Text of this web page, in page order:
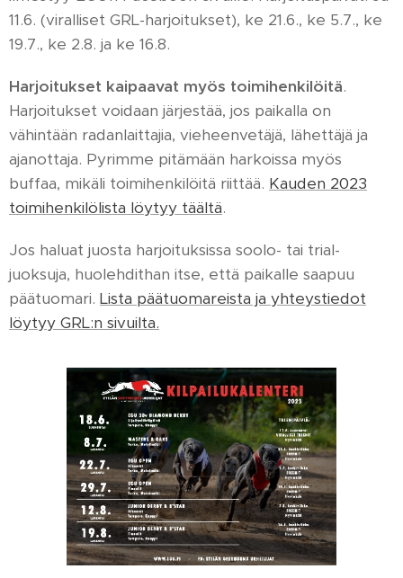
11.6. (viralliset GRL-harjoitukset), ke 21.6., ke 5.7., ke
19.7., ke 2.8. ja ke 16.8.
Harjoitukset kaipaavat myös toimihenkilöitä.
Harjoitukset voidaan järjestää, jos paikalla on
vähintään radanlaittajia, vieheenvetäjä, lähettäjä ja
ajanottaja. Pyrimme pitämään harkoissa myös
buffaa, mikäli toimihenkilöitä riittää. Kauden 2023
toimihenkilölista löytyy täältä.
Jos haluat juosta harjoituksissa soolo- tai trial-
juoksuja, huolehdithan itse, että paikalle saapuu
päätuomari. Lista päätuomareista ja yhteystiedot
löytyy GRL:n sivuilta.